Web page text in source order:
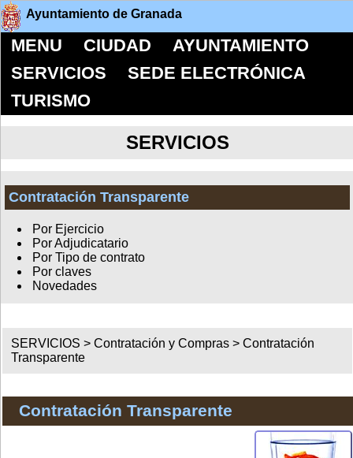
Ayuntamiento de Granada
MENU CIUDAD
AYUNTAMIENTO
SERVICIOS
SEDE ELECTRÓNICA
TURISMO
SERVICIOS
Contratación Transparente
Por Ejercicio
Por Adjudicatario
Por Tipo de contrato
Por claves
Novedades
SERVICIOS >Contratación y Compras >Contratación
Transparente
Contratación Transparente